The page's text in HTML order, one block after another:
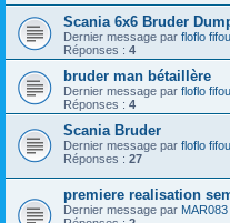
Scania 6x6 Bruder
Dernier message par floflo fifou
Réponses : 4
bruder man bétaillère
Dernier message par floflo fifou
Réponses : 4
Scania Bruder
Dernier message par floflo fifou
Réponses : 27
premiere realisation
Dernier message par MAR083